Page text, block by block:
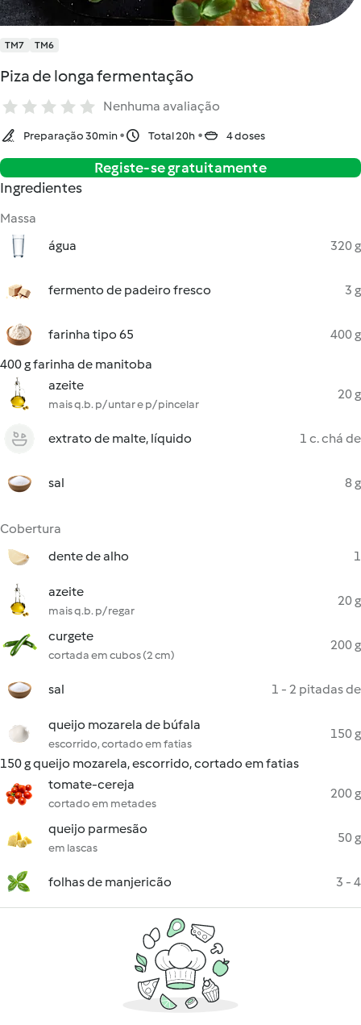
TM7 TM6
Piza de longa fermentação
Nenhuma avaliação
Preparação 30min Total 20h 4 doses
Registe-se gratuitamente
Ingredientes
Massa
água
320 g
fermento de padeiro fresco 3 g
farinha tipo 65
400 g
400 g farinha de manitoba
azeite
mais q.b. p/ untar e p/ pincelar
20 g
extrato de malte, líquido 1 c. chá de
sal 8 g
Cobertura
dente de alho
1
azeite
mais q.b. p/ regar
20 g
curgete
cortada em cubos (2 cm)
200 g
sal 1 - 2 pitadas de
queijo mozarela de búfala
escorrido, cortado em fatias
150 g
150 g queijo mozarela, escorrido, cortado em fatias
tomate-cereja
cortado em metades
200 g
queijo parmesão
em lascas
50 g
folhas de manjericão 3 - 4